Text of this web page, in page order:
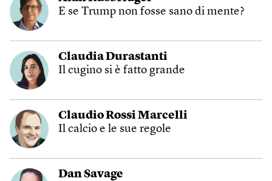
E se Trump non fosse sano di mente?
Claudia Durastanti
Il cugino si è fatto grande
Claudio Rossi Marcelli
Il calcio e le sue regole
Dan Savage